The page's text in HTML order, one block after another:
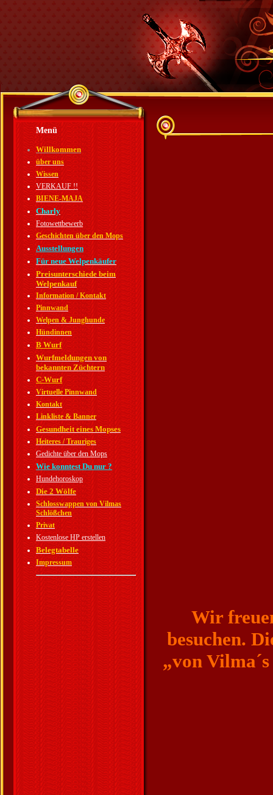
Menü
Willkommen
über uns
Wissen
VERKAUF !!
BIENE-MAJA
Charly
Fotowettbewerb
Geschichten über den Mops
Ausstellungen
Für neue Welpenkäufer
Preisunterschiede beim
Welpenkauf
Information / Kontakt
Pinnwand
Welpen & Junghunde
Hündinnen
B Wurf
Wurfmeldungen von
bekannten Züchtern
C-Wurf
Virtuelle Pinnwand
Kontakt
Linkliste & Banner
Gesundheit eines Mopses
Heiteres / Trauriges
Gedichte über den Mops
Wie konntest Du nur ?
Hundehoroskop
Die 2 Wölfe
Schlosswappen von Vilmas
Schlößchen
Privat
Kostenlose HP erstellen
Belegtabelle
Impressum
Wir
besuchen.
„von